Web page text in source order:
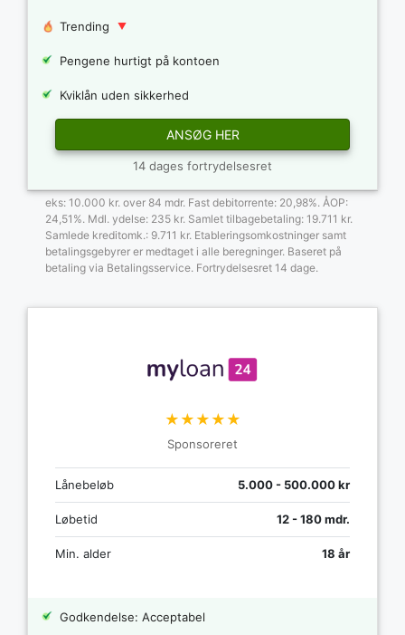
Trending
Pengene hurtigt på kontoen
Kviklån uden sikkerhed
ANSØG HER
14 dages fortrydelsesret
eks: 10.000 kr. over 84 mdr. Fast debitorrente: 20,98%. ÅOP:
24,51%. Mdl. ydelse: 235 kr. Samlet tilbagebetaling: 19.711 kr.
Samlede kreditomk.: 9.711 kr. Etableringsomkostninger samt
betalingsgebyrer er medtaget i alle beregninger. Baseret på
betaling via Betalingsservice. Fortrydelsesret 14 dage.
★★★★★
Sponsoreret
Lånebeløb 5.000 - 500.000 kr
Løbetid 12 - 180 mdr.
Min. alder 18 år
Godkendelse: Acceptabel